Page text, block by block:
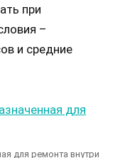
при
–
и средние
для ремонта внутри